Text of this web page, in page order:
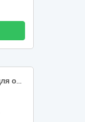
Дрова непромислового використання для опалення